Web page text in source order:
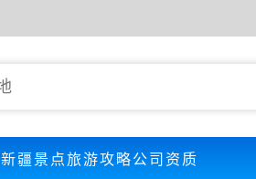
新疆景点旅游攻略公司资质